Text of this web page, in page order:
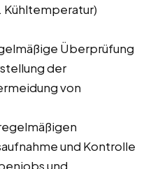
Kühltemperatur)
Überprüfung
der
von
und Kontrolle
und